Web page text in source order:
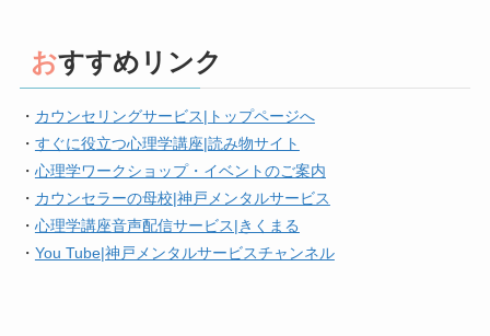
おすすめリンク
・ カウンセリングサービス|トップページへ
・ すぐに役立つ心理学講座|読み物サイト
・ 心理学ワークショップ・イベントのご案内
・ カウンセラーの母校|神戸メンタルサービス
・ 心理学講座音声配信サービス|きくまる
・ You Tube|神戸メンタルサービスチャンネル